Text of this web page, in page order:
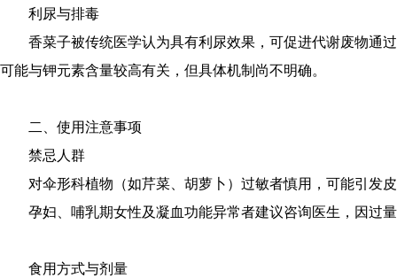
利尿与排毒
香菜子被传统医学认为具有利尿效果，可促进代谢废物通
可能与钾元素含量较高有关，但具体机制尚不明确。
二、使用注意事项
禁忌人群
对伞形科植物（如芹菜、胡萝卜）过敏者慎用，可能引发
孕妇、哺乳期女性及凝血功能异常者建议咨询医生，因过
食用方式与剂量